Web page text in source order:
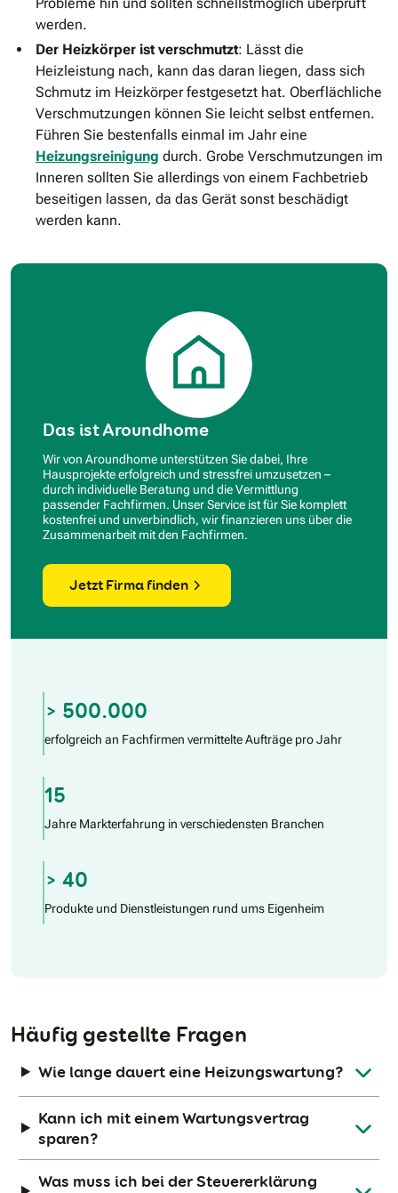
werden.
Der Heizkörper ist verschmutzt: Lässt die
Heizleistung nach, kann das daran liegen, dass sich
Schmutz im Heizkörper festgesetzt hat. Oberflächliche
Verschmutzungen können Sie leicht selbst entfernen.
Führen Sie bestenfalls einmal im Jahr eine
Heizungsreinigung durch. Grobe Verschmutzungen im
Inneren sollten Sie allerdings von einem Fachbetrieb
beseitigen lassen, da das Gerät sonst beschädigt
werden kann.
Das ist Aroundhome
Wir von Aroundhome unterstützen Sie dabei, Ihre
Hausprojekte erfolgreich und stressfrei umzusetzen –
durch individuelle Beratung und die Vermittlung
passender Fachfirmen. Unser Service ist für Sie komplett
kostenfrei und unverbindlich, wir finanzieren uns über die
Zusammenarbeit mit den Fachfirmen.
Jetzt Firma finden
> 500.000
erfolgreich an Fachfirmen vermittelte Aufträge pro Jahr
15
Jahre Markterfahrung in verschiedensten Branchen
> 40
Produkte und Dienstleistungen rund ums Eigenheim
Häufig gestellte Fragen
Wie lange dauert eine Heizungswartung?
Kann ich mit einem Wartungsvertrag
sparen?
Was muss ich bei der Steuererklärung